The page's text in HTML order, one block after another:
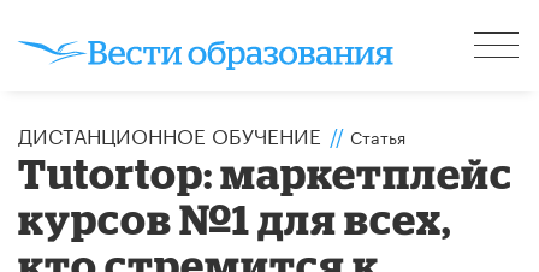
ДИСТАНЦИОННОЕ ОБУЧЕНИЕ // Статья
Tutortop: маркетплейс
курсов №1 для всех,